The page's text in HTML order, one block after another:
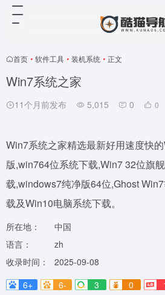
首页 • 软件工具 • 装机系统 • 正文
Win7系统之家
11个月前发布 5,015 0 0
Win7系统之家精选最新好用速度快
版,win764位系统下载,Win7 32位旗
载,windows7纯净版64位,Ghost
载及Win10电脑系统下载。
所在地：
中国
语言：
zh
收录时间：
2025-09-08
6+
6- 3 0